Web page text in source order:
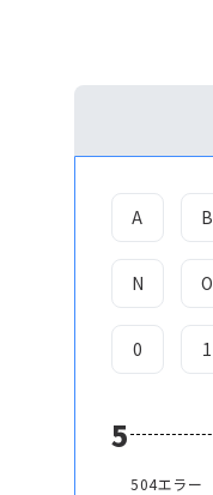
A B
N O
0 1
5
504エラー